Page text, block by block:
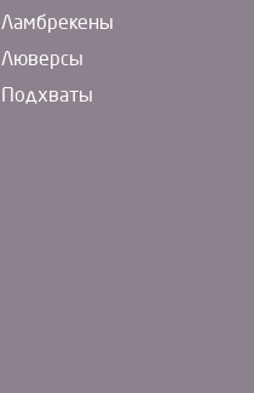
Ламбрекены
Люверсы
Подхваты